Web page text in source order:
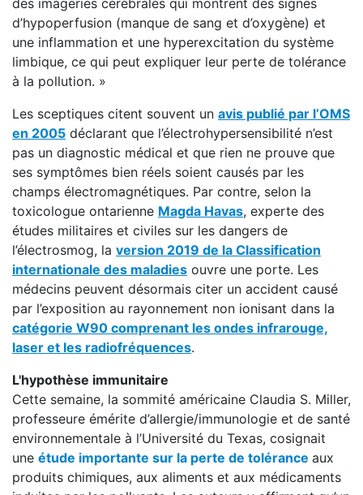
des imageries cérébrales qui montrent des signes
d’hypoperfusion (manque de sang et d’oxygène) et
une inflammation et une hyperexcitation du système
limbique, ce qui peut expliquer leur perte de tolérance
à la pollution. »
Les sceptiques citent souvent un avis publié par l’OMS
en 2005 déclarant que l’électrohypersensibilité n’est
pas un diagnostic médical et que rien ne prouve que
ses symptômes bien réels soient causés par les
champs électromagnétiques. Par contre, selon la
toxicologue ontarienne Magda Havas, experte des
études militaires et civiles sur les dangers de
l’électrosmog, la version 2019 de la Classification
internationale des maladies ouvre une porte. Les
médecins peuvent désormais citer un accident causé
par l’exposition au rayonnement non ionisant dans la
catégorie W90 comprenant les ondes infrarouge,
laser et les radiofréquences.
L'hypothèse immunitaire
Cette semaine, la sommité américaine Claudia S. Miller,
professeure émérite d’allergie/immunologie et de santé
environnementale à l’Université du Texas, cosignait
une étude importante sur la perte de tolérance aux
produits chimiques, aux aliments et aux médicaments